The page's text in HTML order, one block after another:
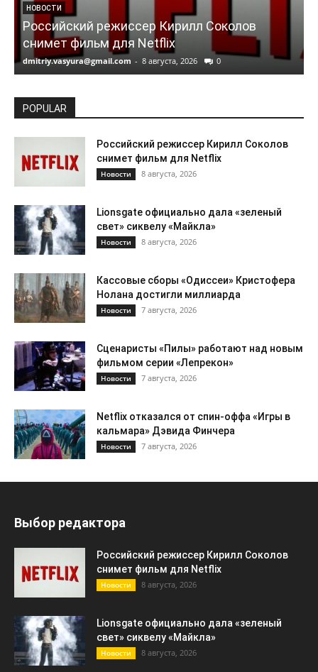
НОВОСТИ
Российский режиссер Кирилл Соколов
снимет фильм для Netflix
dmitriy.vasyura@gmail.com - 8 августа, 2026 0
POPULAR
Российский режиссер Кирилл Соколов
снимет фильм для Netflix
Новости 8 августа, 2026
Lionsgate официально дала «зеленый
свет» сиквелу «Майкла»
Новости 8 августа, 2026
Кассовые сборы «Одиссеи» Кристофера
Нолана достигли миллиарда
Новости 7 августа, 2026
Сценаристы «Пилы» работают над новым
фильмом серии «Лепрекон»
Новости 7 августа, 2026
Netflix отказался от спин-оффа «Игры в
кальмара» Дэвида Финчера
Новости 7 августа, 2026
Выбор редактора
Российский режиссер Кирилл Соколов
снимет фильм для Netflix
Новости 8 августа, 2026
Lionsgate официально дала «зеленый
свет» сиквелу «Майкла»
Новости 8 августа, 2026